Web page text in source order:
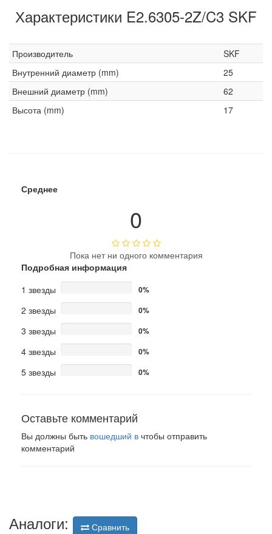
Характеристики E2.6305-2Z/C3 SKF
Производитель
SKF
Внутренний диаметр (mm)
25
Внешний диаметр (mm)
62
Высота (mm)
17
Среднее
0
Пока нет ни одного комментария
Подробная информация
1 звезды
0%
2 звезды 0%
3 звезды 0%
4 звезды 0%
5 звезды 0%
Оставьте комментарий
Вы должны быть вошедший в чтобы отправить
комментарий
Аналоги: Сравнить